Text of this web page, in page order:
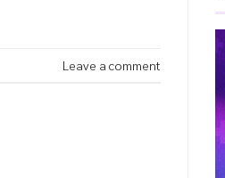
Leave a comment